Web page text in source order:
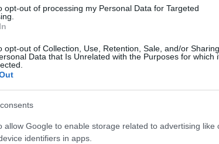
opt-out of processing my Personal Data for Targeted
opt-out of Collection, Use, Retention, Sale, and/or Sharing
Data that Is Unrelated with the Purposes for which
allow Google to enable storage related to advertising like
identifiers in apps.
γλώσσας.
φύλλα και (3) υπηρεσίες διαδικτύου.
σε οποιοδήποτε βαθμό